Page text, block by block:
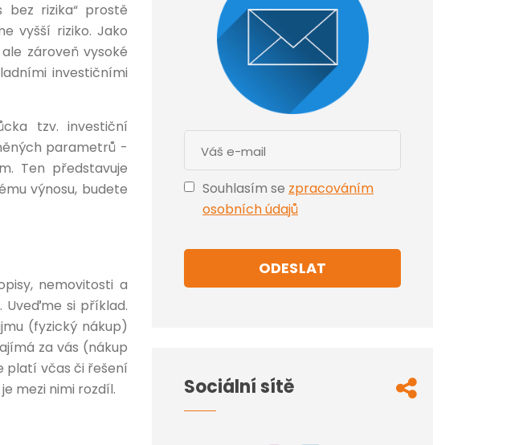
bez rizika“ prostě
vyšší riziko. Jako
zároveň vysoké
investičními
tzv. investiční
parametrů -
Ten představuje
výnosu, budete
nemovitosti a
si příklad.
(fyzický nákup)
za vás (nákup
platí včas či řešení
mezi nimi rozdíl.
Souhlasím se zpracováním
osobních údajů
ODESLAT
Sociální sítě